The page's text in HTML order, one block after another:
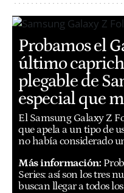
Probamos el
último
plegable de
especial que
El Samsung Galaxy Z
que apela a un tipo de
no había considerado
Más información:
Series: así son los tres
buscan llegar a todos